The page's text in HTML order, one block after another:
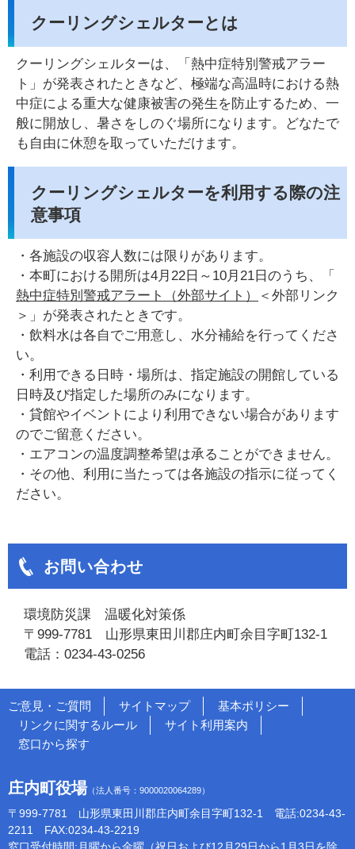
クーリングシェルターとは
クーリングシェルターは、「熱中症特別警戒アラー
ト」が発表されたときなど、極端な高温時における熱
中症による重大な健康被害の発生を防止するため、一
般に開放し、暑さをしのぐ場所になります。どなたで
も自由に休憩を取っていただけます。
クーリングシェルターを利用する際の注
意事項
・各施設の収容人数には限りがあります。
・本町における開所は4月22日～10月21日のうち、「
熱中症特別警戒アラート（外部サイト）
＜外部リンク
＞」が発表されたときです。
・飲料水は各自でご用意し、水分補給を行ってくださ
い。
・利用できる日時・場所は、指定施設の開館している
日時及び指定した場所のみになります。
・貸館やイベントにより利用できない場合があります
のでご留意ください。
・エアコンの温度調整希望は承ることができません。
・その他、利用に当たっては各施設の指示に従ってく
ださい。
お問い合わせ
環境防災課 温暖化対策係
〒999-7781 山形県東田川郡庄内町余目字町132-1
電話：0234-43-0256
ご意見・ご質問 サイトマップ
基本ポリシー
リンクに関するルール
サイト利用案内
窓口から探す
庄内町役場（法人番号：9000020064289）
〒999-7781 山形県東田川郡庄内町余目字町132-1 電話:0234-43-
2211 FAX:0234-43-2219